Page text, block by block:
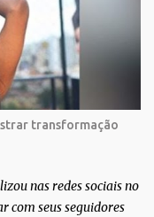
Dri da Trip que foi a
classificou a capa
(e corpos nus)
– como
fotografar e
a beleza das
conhecida
teen Malhação, da
transformação
nas redes sociais no
com seus seguidores